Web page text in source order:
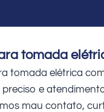
tomada
tomada elétrica
e
mau contato,